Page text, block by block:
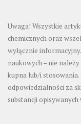
Uwaga! Wszystkie
chemicznych oraz
wyłącznie
naukowych – nie
kupna lub/i
odpowiedzialności za
substancji opisywanych